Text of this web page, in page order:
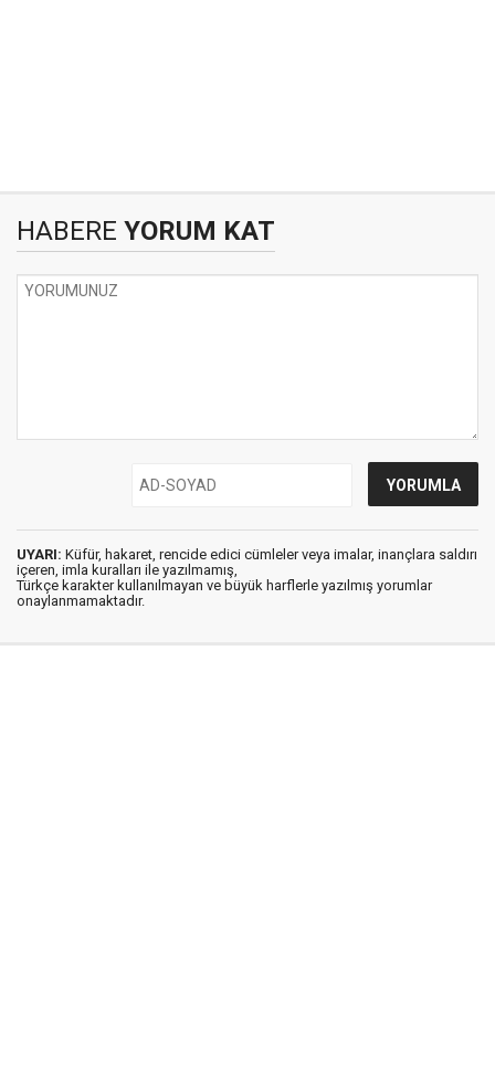
HABERE YORUM KAT
UYARI: Küfür, hakaret, rencide edici cümleler veya imalar, inançlara saldırı
içeren, imla kuralları ile yazılmamış,
Türkçe karakter kullanılmayan ve büyük harflerle yazılmış yorumlar
onaylanmamaktadır.